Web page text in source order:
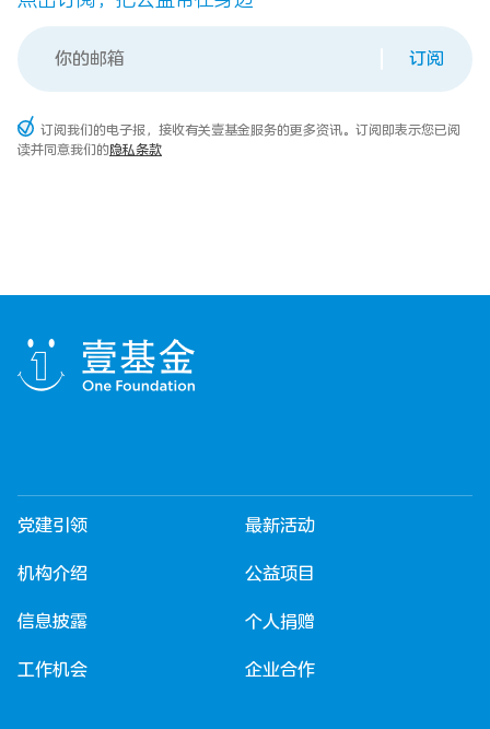
订阅
订阅我们的电子报，接收有关壹基金服务的更多资讯。订阅即表示您已阅
读并同意我们的隐私条款
党建引领
机构介绍
信息披露
工作机会
最新活动
公益项目
个人捐赠
企业合作